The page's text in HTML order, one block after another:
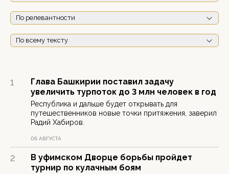
По релевантности
По всему тексту
1
Глава Башкирии поставил задачу
увеличить турпоток до 3 млн человек в год
Республика и дальше будет открывать для
путешественников новые точки притяжения, заверил
Радий Хабиров.
06 АВГУСТА
2
В уфимском Дворце борьбы пройдет
турнир по кулачным боям